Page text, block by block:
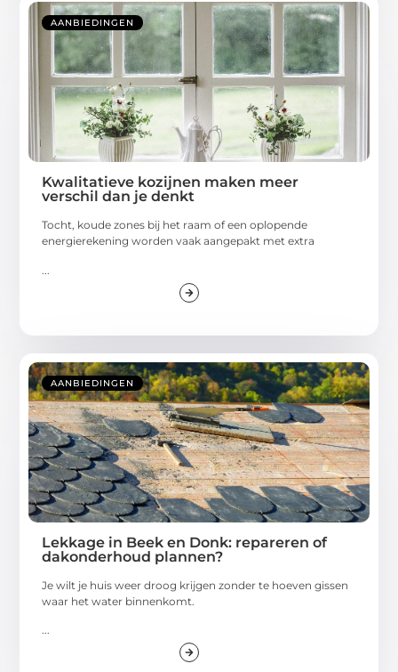
AANBIEDINGEN
Kwalitatieve kozijnen maken meer
verschil dan je denkt
Tocht, koude zones bij het raam of een oplopende
energierekening worden vaak aangepakt met extra
AANBIEDINGEN
Lekkage in Beek en Donk: repareren of
dakonderhoud plannen?
Je wilt je huis weer droog krijgen zonder te hoeven gissen
waar het water binnenkomt.
...